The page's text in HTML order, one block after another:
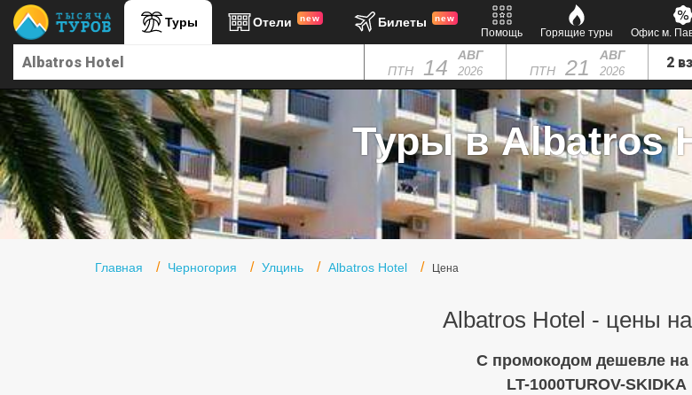
Туры Отели new Билеты new
Помощь Горящие туры Офис м.
ПТН 14 АВГ
2026 ПТН 21 АВГ
2026
Туры в Albatros
Главная Черногория Улцинь Albatros Hotel Цена
Albatros Hotel - цены
C промокодом дешевле на
LT-1000TUROV-SKIDKA
Главная
Туры в Турцию
Туры в Египет
Туры в ОАЭ
Офис г. Москва